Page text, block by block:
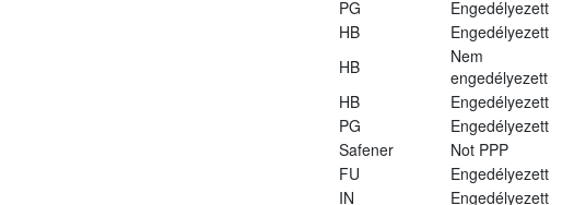
PG Engedélyezett
HB Engedélyezett
HB
Nem
engedélyezett
HB Engedélyezett
PG Engedélyezett
Safener Not PPP
FU Engedélyezett
IN Engedélyezett